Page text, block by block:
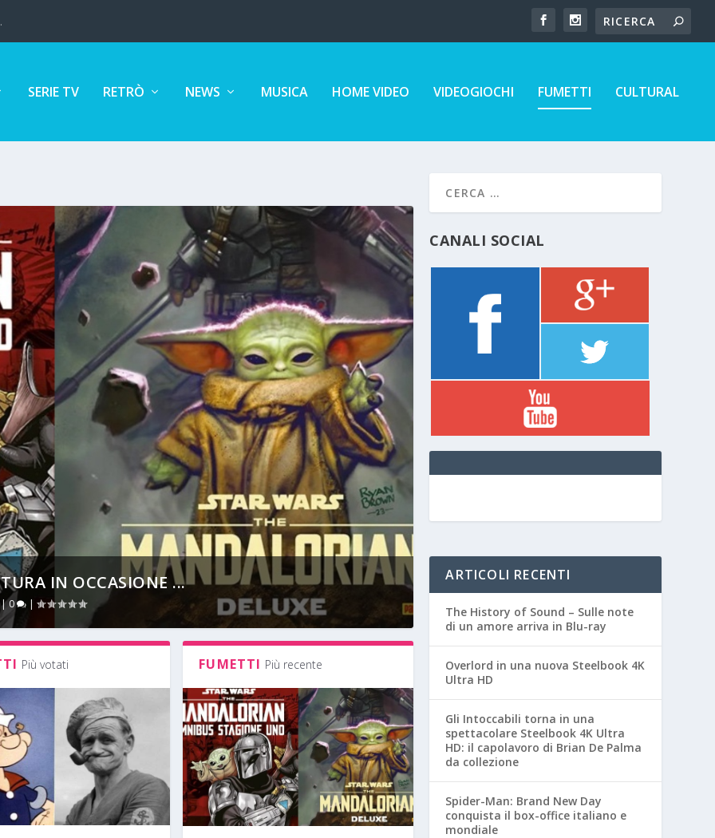
SERIE TV RETRÒ NEWS MUSICA HOME VIDEO VIDEOGIOCHI FUMETTI CULTURAL
IN OCCASIONE ...
0 |
Più votati FUMETTI Più recente
CANALI SOCIAL
ARTICOLI RECENTI
The History of Sound – Sulle note
di un amore arriva in Blu-ray
Overlord in una nuova Steelbook 4K
Ultra HD
Gli Intoccabili torna in una
spettacolare Steelbook 4K Ultra
HD: il capolavoro di Brian De Palma
da collezione
Spider-Man: Brand New Day
conquista il box-office italiano e
mondiale